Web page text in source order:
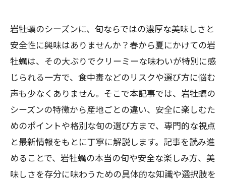
岩牡蠣のシーズンに、旬ならではの濃厚な美味しさと
安全性に興味はありませんか？春から夏にかけての岩
牡蠣は、その大ぶりでクリーミーな味わいが特別に感
じられる一方で、食中毒などのリスクや選び方に悩む
声も少なくありません。そこで本記事では、岩牡蠣の
シーズンの特徴から産地ごとの違い、安全に楽しむた
めのポイントや格別な旬の選び方まで、専門的な視点
と最新情報をもとに丁寧に解説します。記事を読み進
めることで、岩牡蠣の本当の旬や安全な楽しみ方、美
味しさを存分に味わうための具体的な知識や選択肢を